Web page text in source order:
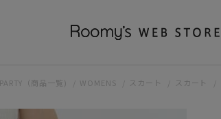
（商品一覧) WOMENS スカート スカート